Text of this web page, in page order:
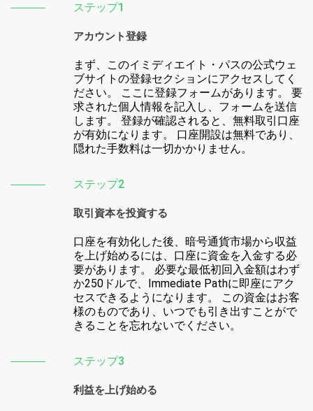
ステップ1
アカウント登録
まず、このイミディエイト・パスの公式ウェ
ブサイトの登録セクションにアクセスしてく
ださい。 ここに登録フォームがあります。 要
求された個人情報を記入し、フォームを送信
します。 登録が確認されると、無料取引口座
が有効になります。 口座開設は無料であり、
隠れた手数料は一切かかりません。
ステップ2
取引資本を投資する
口座を有効化した後、暗号通貨市場から収益
を上げ始めるには、口座に資金を入金する必
要があります。 必要な最低初回入金額はわず
か250ドルで、Immediate Pathに即座にアク
セスできるようになります。 この資金はお客
様のものであり、いつでも引き出すことがで
きることを忘れないでください。
ステップ3
利益を上げ始める